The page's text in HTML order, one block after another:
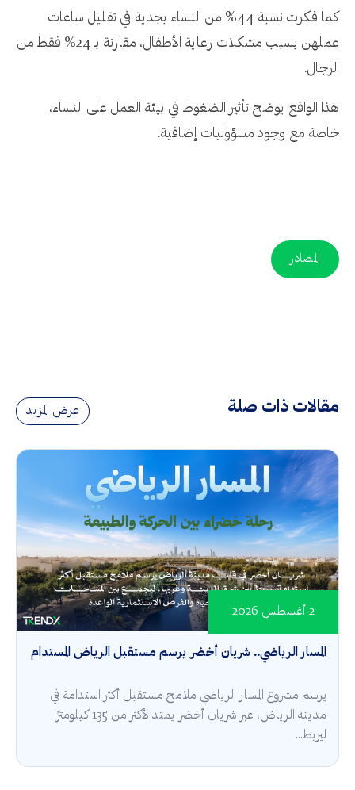
كما فكرت نسبة 44% من النساء بجدية في تقليل ساعات
عملهن بسبب مشكلات رعاية الأطفال، مقارنة بـ 24% فقط من
الرجال.
هذا الواقع يوضح تأثير الضغوط في بيئة العمل على النساء،
خاصة مع وجود مسؤوليات إضافية.
المصادر
مقالات ذات صلة عرض المزيد
المسار الرياضي.. شريان أخضر يرسم مستقبل الرياض المستدام
2 أغسطس 2026
يرسم مشروع المسار الرياضي ملامح مستقبل أكثر استدامة في
مدينة الرياض، عبر شريان أخضر يمتد لأكثر من 135 كيلومترًا
ليربط...